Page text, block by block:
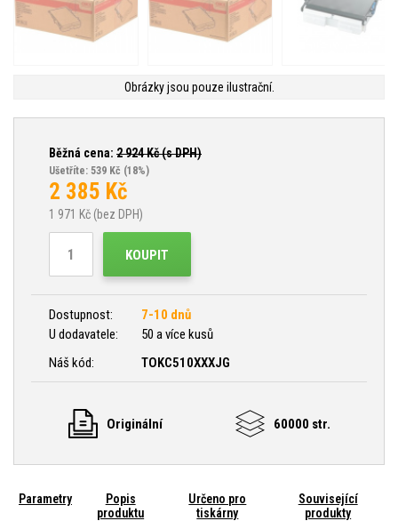
Obrázky jsou pouze ilustrační.
Běžná cena: 2 924Kč (s DPH)
Ušetříte: 539 Kč (18%)
2 385 Kč
1 971 Kč (bez DPH)
KOUPIT
Dostupnost:
7-10 dnů
U dodavatele:
50 a více kusů
Náš kód:
TOKC510XXXJG
Originální 60000 str.
Parametry
Popis
produktu
Určeno pro
tiskárny
Související
produkty